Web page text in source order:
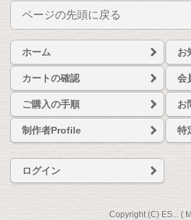
ページの先頭に戻る
ホーム お
カートの確認 会
ご購入の手順 お
制作者Profile 特
ログイン
Copyright (C) ES... (